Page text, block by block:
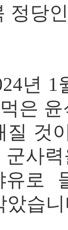
정당
년
은
질 것
사
유로
았습